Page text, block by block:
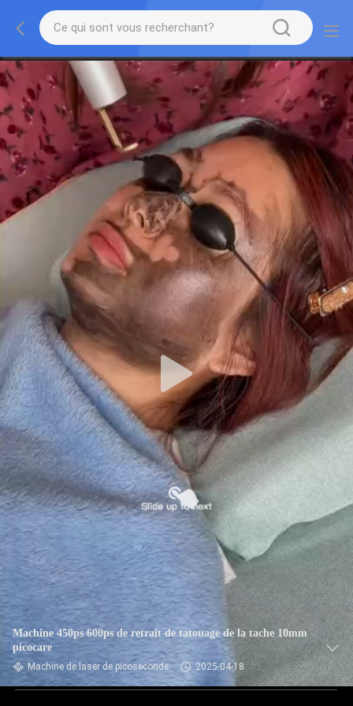
Machine 450ps 600ps de retrait de tatouage de la tache 10mm
picocare
Machine de laser de picoseconde 2025-04-18